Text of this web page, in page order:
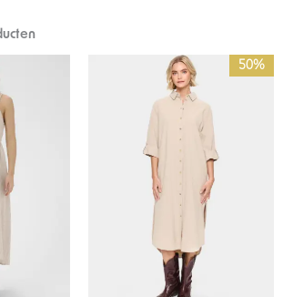
50%
Oorspronkelijke
prijs
was:
€69,95.
Huidige
prijs
is:
€35,00.